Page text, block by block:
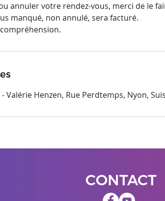
annuler votre rendez-vous, merci de le
manqué, non annulé, sera facturé.
Valérie Henzen, Rue Perdtemps, Nyon,
CONTACT